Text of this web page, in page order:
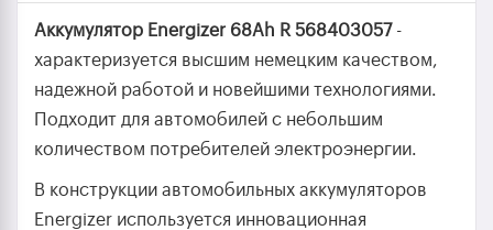
Аккумулятор Energizer 68Ah R 568403057 -
характеризуется высшим немецким качеством,
надежной работой и новейшими технологиями.
Подходит для автомобилей с небольшим
количеством потребителей электроэнергии.
В конструкции автомобильных аккумуляторов
Energizer используется инновационная